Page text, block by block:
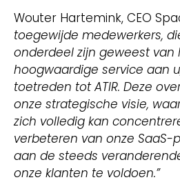
Wouter Hartemink, CEO
toegewijde medewerkers,
onderdeel zijn geweest van
hoogwaardige service aan
toetreden tot ATIR. Deze
onze strategische visie,
zich volledig kan
verbeteren van onze
aan de steeds
onze klanten te voldoen.”